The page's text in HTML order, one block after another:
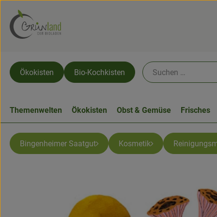
Ökokisten Bio-Kochkisten
Themenwelten Ökokisten Obst & Gemüse Frisches
Bingenheimer Saatgut Kosmetik